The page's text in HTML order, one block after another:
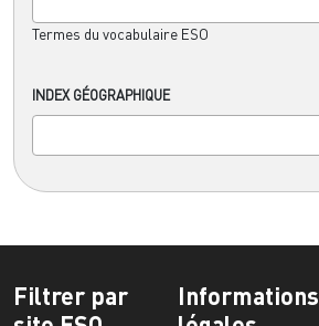
Termes du vocabulaire ESO
INDEX GÉOGRAPHIQUE
Filtrer par
Informations